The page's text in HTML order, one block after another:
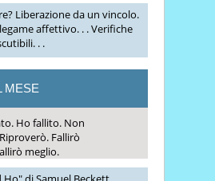
Liberazione da un vincolo.
affettivo. . . Verifiche
. .
MESE
Ho fallito. Non
Fallirò
meglio.